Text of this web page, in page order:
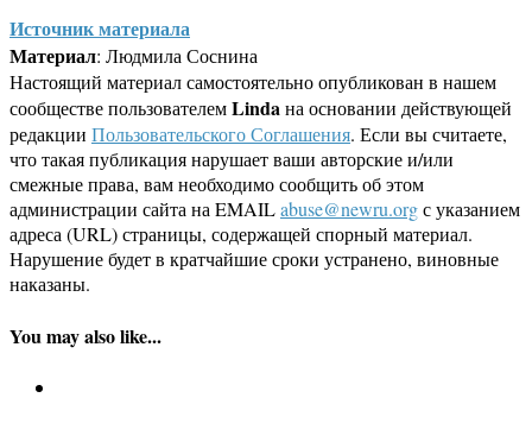
Источник материала
Материал: Людмила Соснина
Настоящий материал самостоятельно опубликован в нашем
сообществе пользователемLindaна основании действующей
редакции Пользовательского Соглашения. Если вы считаете,
что такая публикация нарушает ваши авторские и/или
смежные права, вам необходимо сообщить об этом
администрации сайта на EMAILabuse@newru.orgс указанием
адреса (URL) страницы, содержащей спорный материал.
Нарушение будет в кратчайшие сроки устранено, виновные
наказаны.
You may also like...